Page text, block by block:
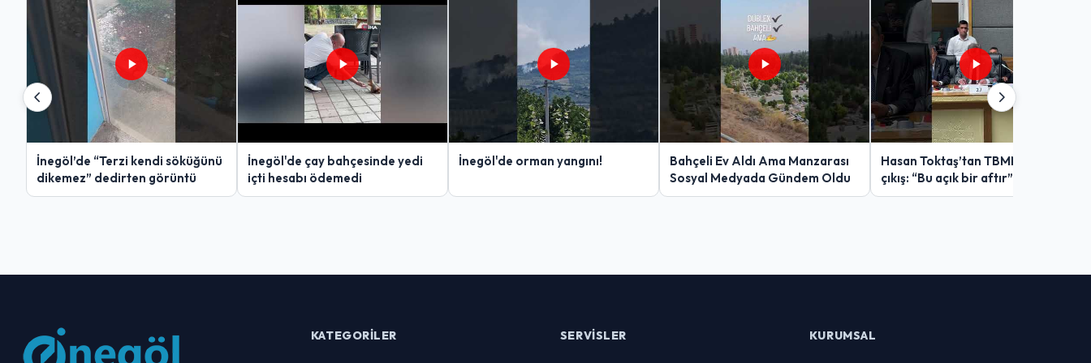
İnegöl’de “Terzi kendi söküğünü
dikemez” dedirten görüntü
İnegöl'de çay bahçesinde yedi
içti hesabı ödemedi
İnegöl'de orman yangını!
Bahçeli Ev Aldı Ama Manzarası
Sosyal Medyada Gündem Oldu
Hasan Toktaş’tan TBMM’de sert
çıkış: “Bu açık bir aftır”
KATEGORILER SERVISLER KURUMSAL